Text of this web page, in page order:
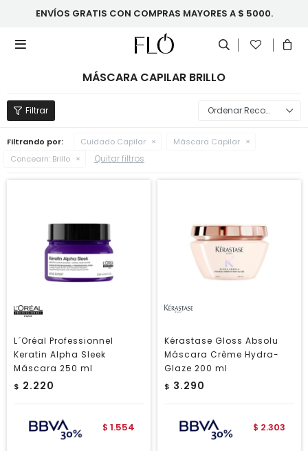
ENVÍOS GRATIS CON COMPRAS MAYORES A $ 5000.

MÁSCARA CAPILAR BRILLO
Recomendados
Filtrando por: Cuidado Capilar
Máscara Capilar
Concearn: Brillo Quitar filtros
L´Oréal Professionnel
Keratin Alpha Sleek
Máscara 250 ml
$ 2.220
$ 1.554
Kérastase Gloss Absolu
Máscara Crème Hydra-
Glaze 200 ml
$ 3.290
$ 2.303